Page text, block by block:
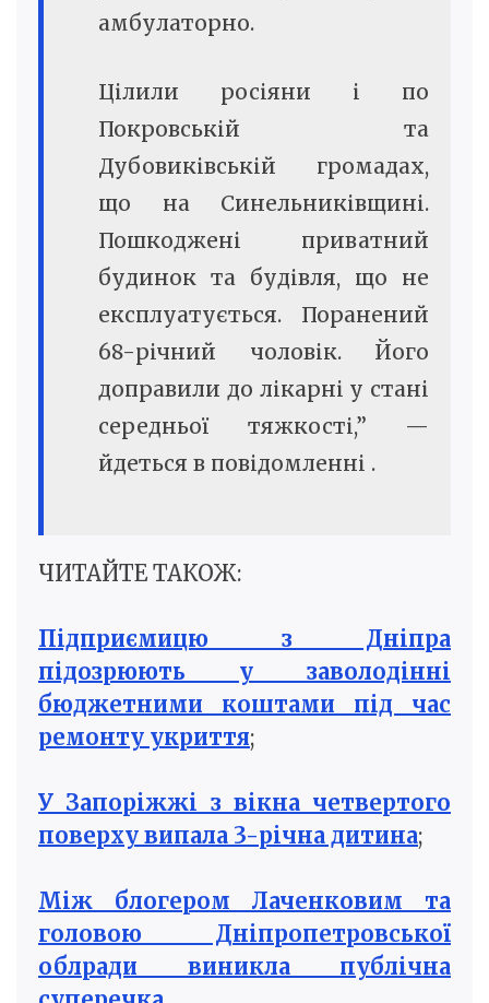
амбулаторно.
Цілили росіяни і по
Покровській та
Дубовиківській громадах,
що на Синельниківщині.
Пошкоджені приватний
будинок та будівля, що не
експлуатується. Поранений
68-річний чоловік. Його
доправили до лікарні у стані
середньої тяжкості,” —
йдеться в повідомленні .
ЧИТАЙТЕ ТАКОЖ:
Підприємицю з Дніпра
підозрюють у заволодінні
бюджетними коштами під час
ремонту укриття;
У Запоріжжі з вікна четвертого
поверху випала 3-річна дитина;
Між блогером Лаченковим та
головою Дніпропетровської
облради виникла публічна